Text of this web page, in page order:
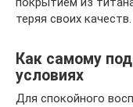
теряя своих качеств.
Как самому
условиях
Для спокойного